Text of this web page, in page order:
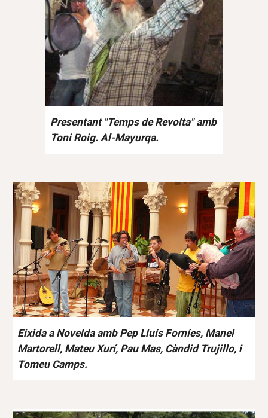
Presentant "Temps de Revolta" amb
Toni Roig. Al-Mayurqa.
Eixida a Novelda amb Pep Lluís Forníes, Manel
Martorell, Mateu Xurí, Pau Mas, Càndid Trujillo, i
Tomeu Camps.